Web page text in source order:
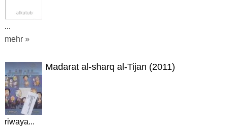
...
mehr »
Madarat al-sharq al-Tijan (2011)
riwaya...